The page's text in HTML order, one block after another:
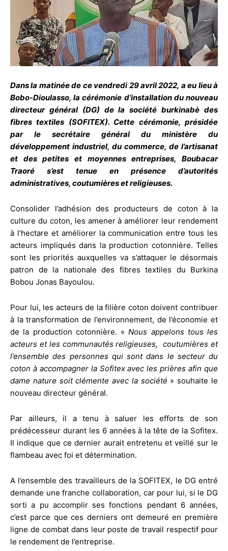
Dans la matinée de ce vendredi 29 avril 2022, a eu lieu à
Bobo-Dioulasso, la cérémonie d’installation du nouveau
directeur général (DG) de la société burkinabè des
fibres textiles (SOFITEX). Cette cérémonie, présidée
par le secrétaire général du ministère du
développement industriel, du commerce, de l’artisanat
et des petites et moyennes entreprises, Boubacar
Traoré s’est tenue en présence d’autorités
administratives, coutumières et religieuses.
Consolider l’adhésion des producteurs de coton à la
culture du coton, les amener à améliorer leur rendement
à l’hectare et améliorer la communication entre tous les
acteurs impliqués dans la production cotonnière. Telles
sont les priorités auxquelles va s’attaquer le désormais
patron de la nationale des fibres textiles du Burkina
Bobou Jonas Bayoulou.
Pour lui, les acteurs de la filière coton doivent contribuer
à la transformation de l’environnement, de l’économie et
de la production cotonnière. «Nous appelons tous les
acteurs et les communautés religieuses, coutumières et
l’ensemble des personnes qui sont dans le secteur du
coton à accompagner la Sofitex avec les prières afin que
dame nature soit clémente avec la société » souhaite le
nouveau directeur général.
Par ailleurs, il a tenu à saluer les efforts de son
prédécesseur durant les 6 années à la tête de la Sofitex.
Il indique que ce dernier aurait entretenu et veillé sur le
flambeau avec foi et détermination.
A l’ensemble des travailleurs de la SOFITEX, le DG entré
demande une franche collaboration, car pour lui, si le DG
sorti a pu accomplir ses fonctions pendant 6 années,
c’est parce que ces derniers ont demeuré en première
ligne de combat dans leur poste de travail respectif pour
le rendement de l’entreprise.